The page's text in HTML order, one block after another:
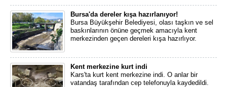
Bursa'da dereler kışa hazırlanıyor!
Bursa Büyükşehir Belediyesi, olası taşkın ve sel
baskınlarının önüne geçmek amacıyla kent
merkezinden geçen dereleri kışa hazırlıyor.
Kent merkezine kurt indi
Kars'ta kurt kent merkezine indi. O anlar bir
vatandaş tarafından cep telefonuyla kaydedildi.